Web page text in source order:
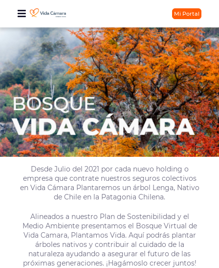
Mi Portal
Desde Julio del 2021 por cada nuevo holding o
empresa que contrate nuestros seguros colectivos
en Vida Cámara Plantaremos un árbol Lenga, Nativo
de Chile en la Patagonia Chilena.
Alineados a nuestro Plan de Sostenibilidad y el
Medio Ambiente presentamos el Bosque Virtual de
Vida Camara, Plantamos Vida. Aquí podrás plantar
árboles nativos y contribuir al cuidado de la
naturaleza ayudando a asegurar el futuro de las
próximas generaciones. ¡Hagámoslo crecer juntos!